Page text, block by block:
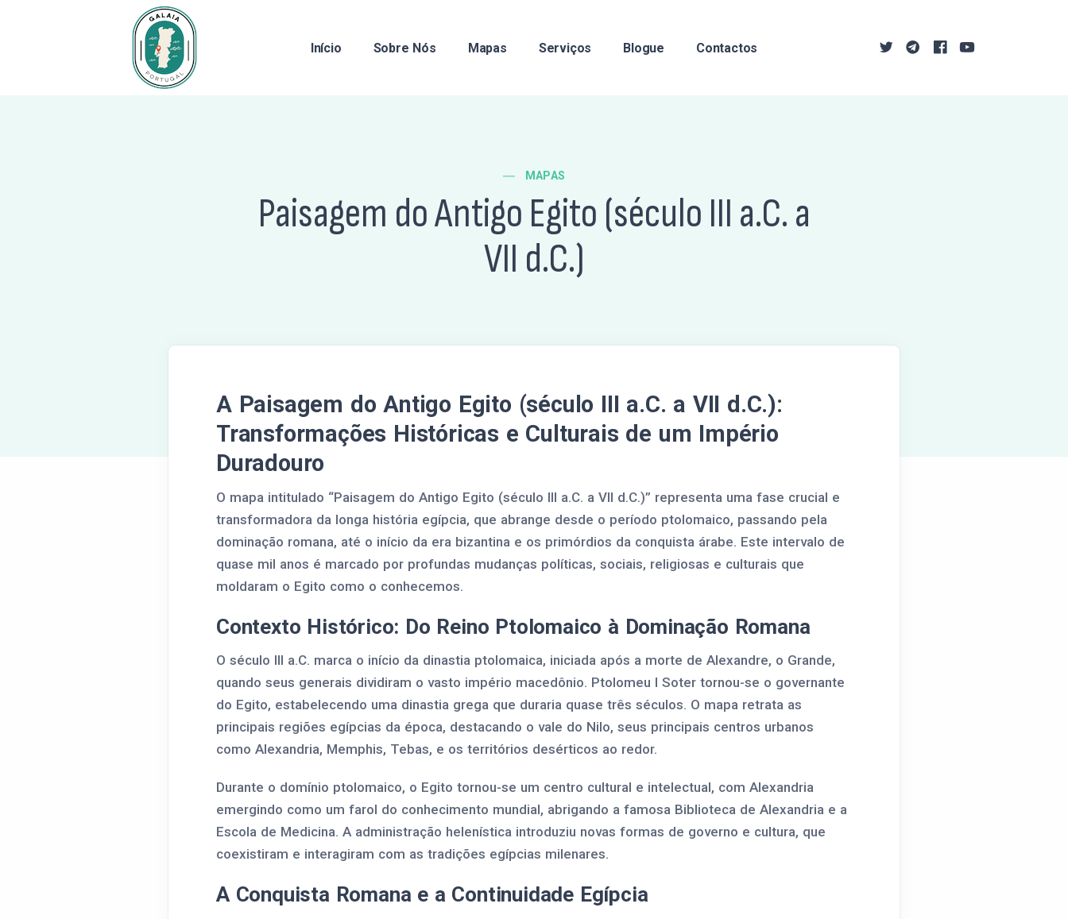
Início Sobre Nós Mapas Serviços Blogue Contactos
MAPAS
Paisagem do Antigo Egito (século III a.C. a
VII d.C.)
A Paisagem do Antigo Egito (século III a.C. a VII d.C.):
Transformações Históricas e Culturais de um Império
Duradouro
O mapa intitulado “Paisagem do Antigo Egito (século III a.C. a VII d.C.)” representa uma fase crucial e
transformadora da longa história egípcia, que abrange desde o período ptolomaico, passando pela
dominação romana, até o início da era bizantina e os primórdios da conquista árabe. Este intervalo de
quase mil anos é marcado por profundas mudanças políticas, sociais, religiosas e culturais que
moldaram o Egito como o conhecemos.
Contexto Histórico: Do Reino Ptolomaico à Dominação Romana
O século III a.C. marca o início da dinastia ptolomaica, iniciada após a morte de Alexandre, o Grande,
quando seus generais dividiram o vasto império macedônio. Ptolomeu I Soter tornou-se o governante
do Egito, estabelecendo uma dinastia grega que duraria quase três séculos. O mapa retrata as
principais regiões egípcias da época, destacando o vale do Nilo, seus principais centros urbanos
como Alexandria, Memphis, Tebas, e os territórios desérticos ao redor.
Durante o domínio ptolomaico, o Egito tornou-se um centro cultural e intelectual, com Alexandria
emergindo como um farol do conhecimento mundial, abrigando a famosa Biblioteca de Alexandria e a
Escola de Medicina. A administração helenística introduziu novas formas de governo e cultura, que
coexistiram e interagiram com as tradições egípcias milenares.
A Conquista Romana e a Continuidade Egípcia